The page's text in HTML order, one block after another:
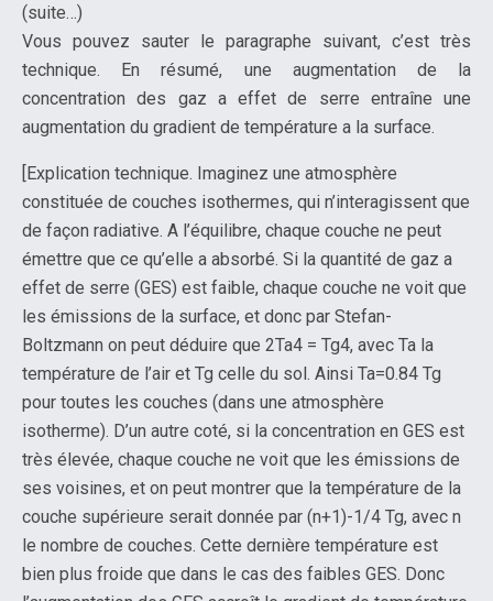
(suite…)
Vous pouvez sauter le paragraphe suivant, c’est très
technique. En résumé, une augmentation de la
concentration des gaz a effet de serre entraîne une
augmentation du gradient de température a la surface.
[Explication technique. Imaginez une atmosphère
constituée de couches isothermes, qui n’interagissent que
de façon radiative. A l’équilibre, chaque couche ne peut
émettre que ce qu’elle a absorbé. Si la quantité de gaz a
effet de serre (GES) est faible, chaque couche ne voit que
les émissions de la surface, et donc par Stefan-
Boltzmann on peut déduire que 2Ta4 = Tg4, avec Ta la
température de l’air et Tg celle du sol. Ainsi Ta=0.84 Tg
pour toutes les couches (dans une atmosphère
isotherme). D’un autre coté, si la concentration en GES est
très élevée, chaque couche ne voit que les émissions de
ses voisines, et on peut montrer que la température de la
couche supérieure serait donnée par (n+1)-1/4 Tg, avec n
le nombre de couches. Cette dernière température est
bien plus froide que dans le cas des faibles GES. Donc